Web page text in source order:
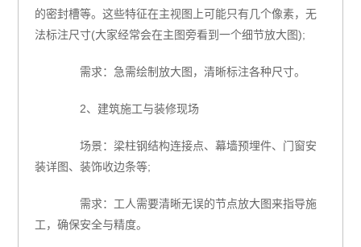
的密封槽等。这些特征在主视图上可能只有几个像素，无
法标注尺寸(大家经常会在主图旁看到一个细节放大图);
需求：急需绘制放大图，清晰标注各种尺寸。
2、建筑施工与装修现场
场景：梁柱钢结构连接点、幕墙预埋件、门窗安
装详图、装饰收边条等;
需求：工人需要清晰无误的节点放大图来指导施
工，确保安全与精度。